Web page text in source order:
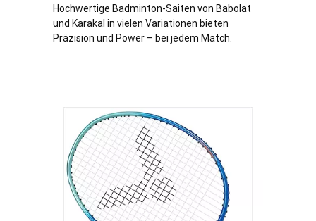
Hochwertige Badminton-Saiten von Babolat
und Karakal in vielen Variationen bieten
Präzision und Power – bei jedem Match.